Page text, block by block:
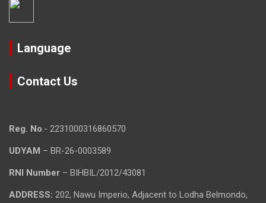
Language
Contact Us
Reg. No.- 2231000316860570
UDYAM – BR-26-0003589
RNI Number – BIHBIL/2012/43081
ADDRESS: 202, Nawu Imperio, Adjacent to Lodha Belmondo,